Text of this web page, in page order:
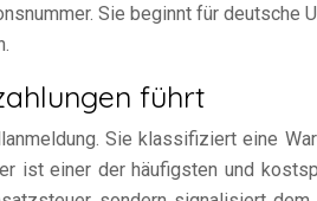
Sie beginnt für deutsche
führt
Sie klassifiziert eine
ist einer der häufigsten und